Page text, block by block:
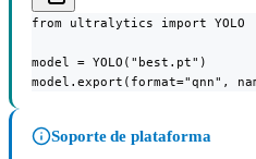
from ultralytics import YOLO
model = YOLO("best.pt")
model.export(format="qnn",
Soporte de plataforma